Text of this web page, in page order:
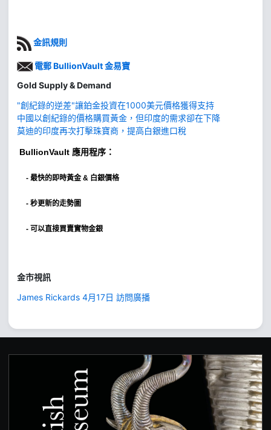
金訊規則
電郵 BullionVault 金易寶
Gold Supply & Demand
"創紀錄的逆差"讓鉑金投資在1000美元價格獲得支持
中國以創紀錄的價格購買黃金，但印度的需求卻在下降
莫迪的印度再次打擊珠寶商，提高白銀進口稅
BullionVault 應用程序：
- 最快的即時黃金 & 白銀價格
- 秒更新的走勢圖
- 可以直接買賣實物金銀
金市視訊
James Rickards 4月17日 訪問廣播